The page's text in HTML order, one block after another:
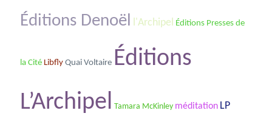
Éditions Denoël l'Archipel Éditions Presses de
la Cité Libfly Quai Voltaire Éditions
L’Archipel Tamara McKinley méditation LP